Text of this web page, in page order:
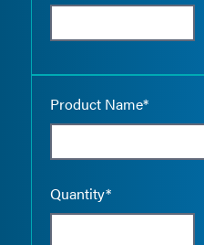
Product Name*
Quantity*